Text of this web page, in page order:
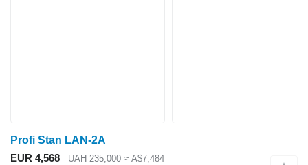
Profi Stan LAN-2A
EUR 4,568
UAH 235,000 ≈ A$7,484